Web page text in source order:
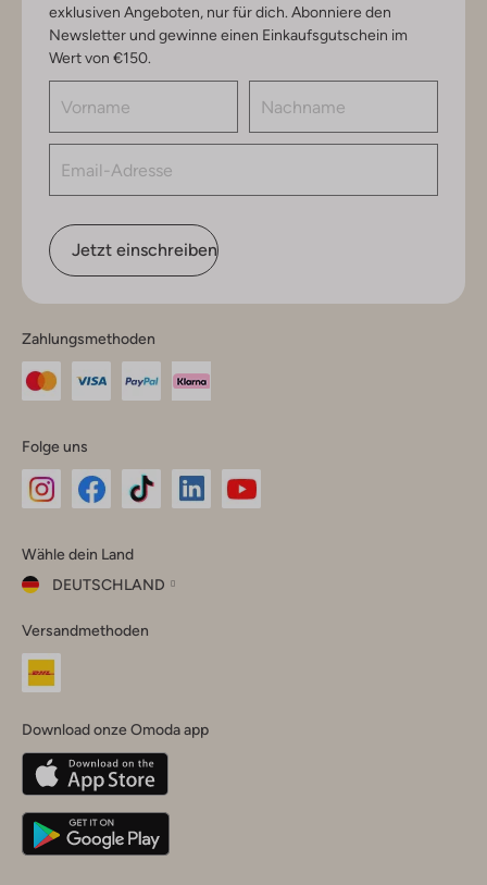
exklusiven Angeboten, nur für dich. Abonniere den
Newsletter und gewinne einen Einkaufsgutschein im
Wert von €150.
Jetzt einschreiben
Zahlungsmethoden
Folge uns
Instagram
Facebook
TikTok
Wähle dein Land
DEUTSCHLAND
dein
Land
Belgique(Français)
Deutschland
Versandmethoden
Download onze Omoda app